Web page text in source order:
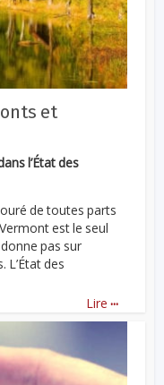
et
l’État des
de toutes parts
est le seul
pas sur
L’État des
Lire ...